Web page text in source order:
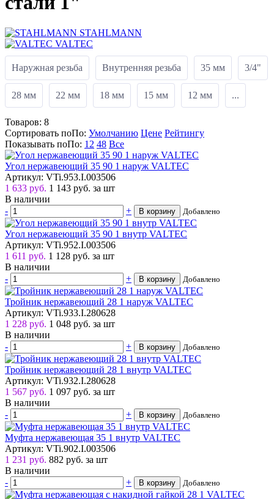
STAHLMANN
VALTEC
Наружная резьба Внутренняя резьба 35 мм 3/4"
28 мм 22 мм 18 мм 15 мм 12 мм ...
Товаров: 8
Сортировать поПо: Умолчанию Цене Рейтингу
Показывать поПо: 12 48 Все
Угол нержавеющий 35 90 1 наруж VALTEC
Артикул: VTi.953.I.003506
1 633 руб. 1 143 руб. за шт
В наличии
-
+ В корзину Добавлено
Угол нержавеющий 35 90 1 внутр VALTEC
Артикул: VTi.952.I.003506
1 611 руб. 1 128 руб. за шт
В наличии
-
+ В корзину Добавлено
Тройник нержавеющий 28 1 наруж VALTEC
Артикул: VTi.933.I.280628
1 228 руб. 1 048 руб. за шт
В наличии
-
+ В корзину Добавлено
Тройник нержавеющий 28 1 внутр VALTEC
Артикул: VTi.932.I.280628
1 567 руб. 1 097 руб. за шт
В наличии
-
+ В корзину Добавлено
Муфта нержавеющая 35 1 внутр VALTEC
Артикул: VTi.902.I.003506
1 231 руб. 882 руб. за шт
В наличии
-
+ В корзину Добавлено